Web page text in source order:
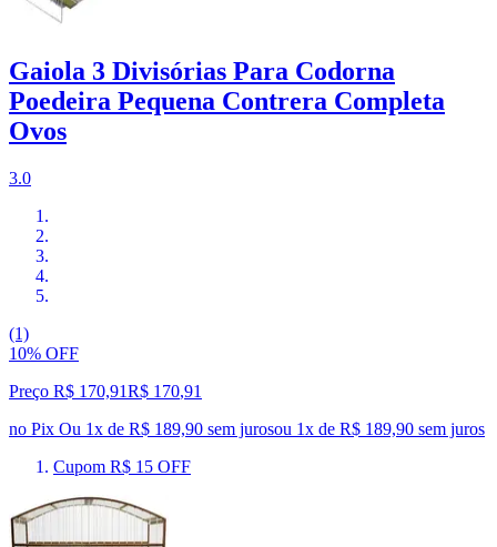
Gaiola 3 Divisórias Para Codorna
Poedeira Pequena Contrera Completa
Ovos
3.0
(1)
10% OFF
Preço R$ 170,91R$ 170,91
no Pix Ou 1x de R$ 189,90 sem jurosou 1x de R$ 189,90 sem juros
Cupom R$ 15 OFF